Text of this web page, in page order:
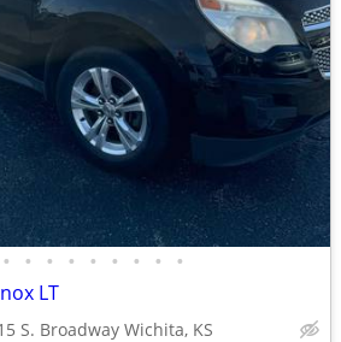
• • • • • • • • •
LT
S. Broadway Wichita, KS